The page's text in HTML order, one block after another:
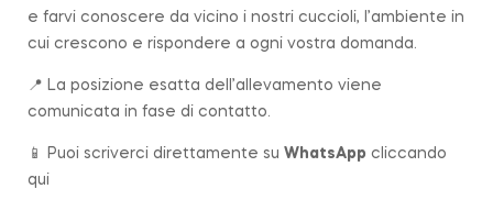
e farvi conoscere da vicino i nostri cuccioli, l’ambiente in
cui crescono e rispondere a ogni vostra domanda.
📍 La posizione esatta dell’allevamento viene
comunicata in fase di contatto.
📱 Puoi scriverci direttamente su WhatsApp cliccando
qui